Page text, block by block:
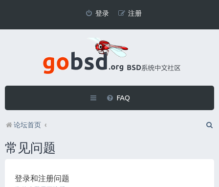
登录 注册
FAQ
论坛首页
常见问题
登录和注册问题